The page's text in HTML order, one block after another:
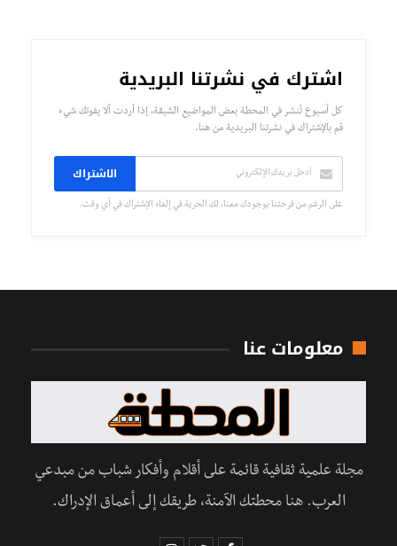
اشترك في نشرتنا البريدية
كل أسبوع تُنشر في المحطة بعض المواضيع الشيقة، إذا أردت ألا يفوتك شيء
قم بالإشتراك في نشرتنا البريدية من هنا.
الاشتراك
على الرغم من فرحتنا بوجودك معنا، لك الحرية في إلغاء الإشتراك في أي وقت.
معلومات عنا
مجلة علمية ثقافية قائمة على أقلام وأفكار شباب من مبدعي
العرب. هنا محطتك الآمنة، طريقك إلى أعماق الإدراك.